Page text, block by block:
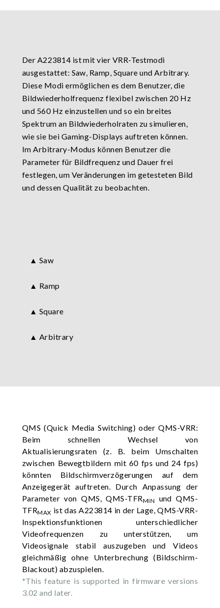
Der A223814 ist mit vier VRR-Testmodi
ausgestattet: Saw, Ramp, Square und Arbitrary.
Diese Modi ermöglichen es dem Benutzer, die
Bildwiederholfrequenz flexibel zwischen 20 Hz
und 560 Hz einzustellen und so ein breites
Spektrum an Bildwiederholraten zu simulieren,
wie sie bei Gaming-Displays auftreten können.
Im Arbitrary-Modus können Benutzer die
Parameter für Bildfrequenz und Dauer frei
festlegen, um Veränderungen im getesteten Bild
und dessen Qualität zu beobachten.
▲ Saw
▲ Ramp
▲ Square
▲ Arbitrary
QMS (Quick Media Switching) oder QMS-VRR:
Beim schnellen Wechsel von
Aktualisierungsraten (z. B. beim Umschalten
zwischen Bewegtbildern mit 60 fps und 24 fps)
könnten Bildschirmverzögerungen auf dem
Anzeigegerät auftreten. Durch Anpassung der
Parameter von QMS, QMS-TFRMIN
und QMS-
TFRMAX ist das A223814 in der Lage, QMS-VRR-
Inspektionsfunktionen unterschiedlicher
Videofrequenzen zu unterstützen, um
Videosignale stabil auszugeben und Videos
gleichmäßig ohne Unterbrechung (Bildschirm-
Blackout) abzuspielen.
*This feature is supported in firmware versions
3.02 and later.